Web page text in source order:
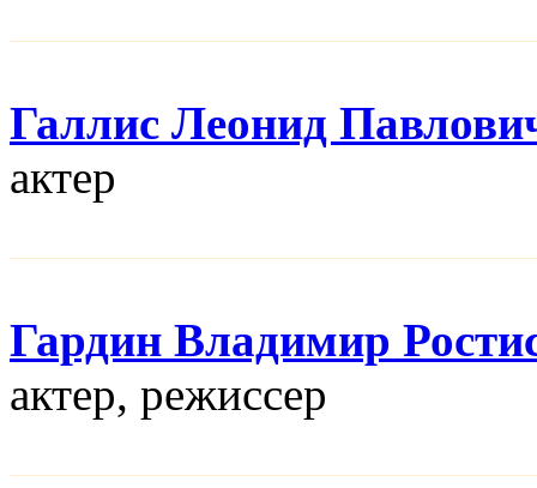
Галлис Леонид
актер
Гардин Владимир
актер, режисcер